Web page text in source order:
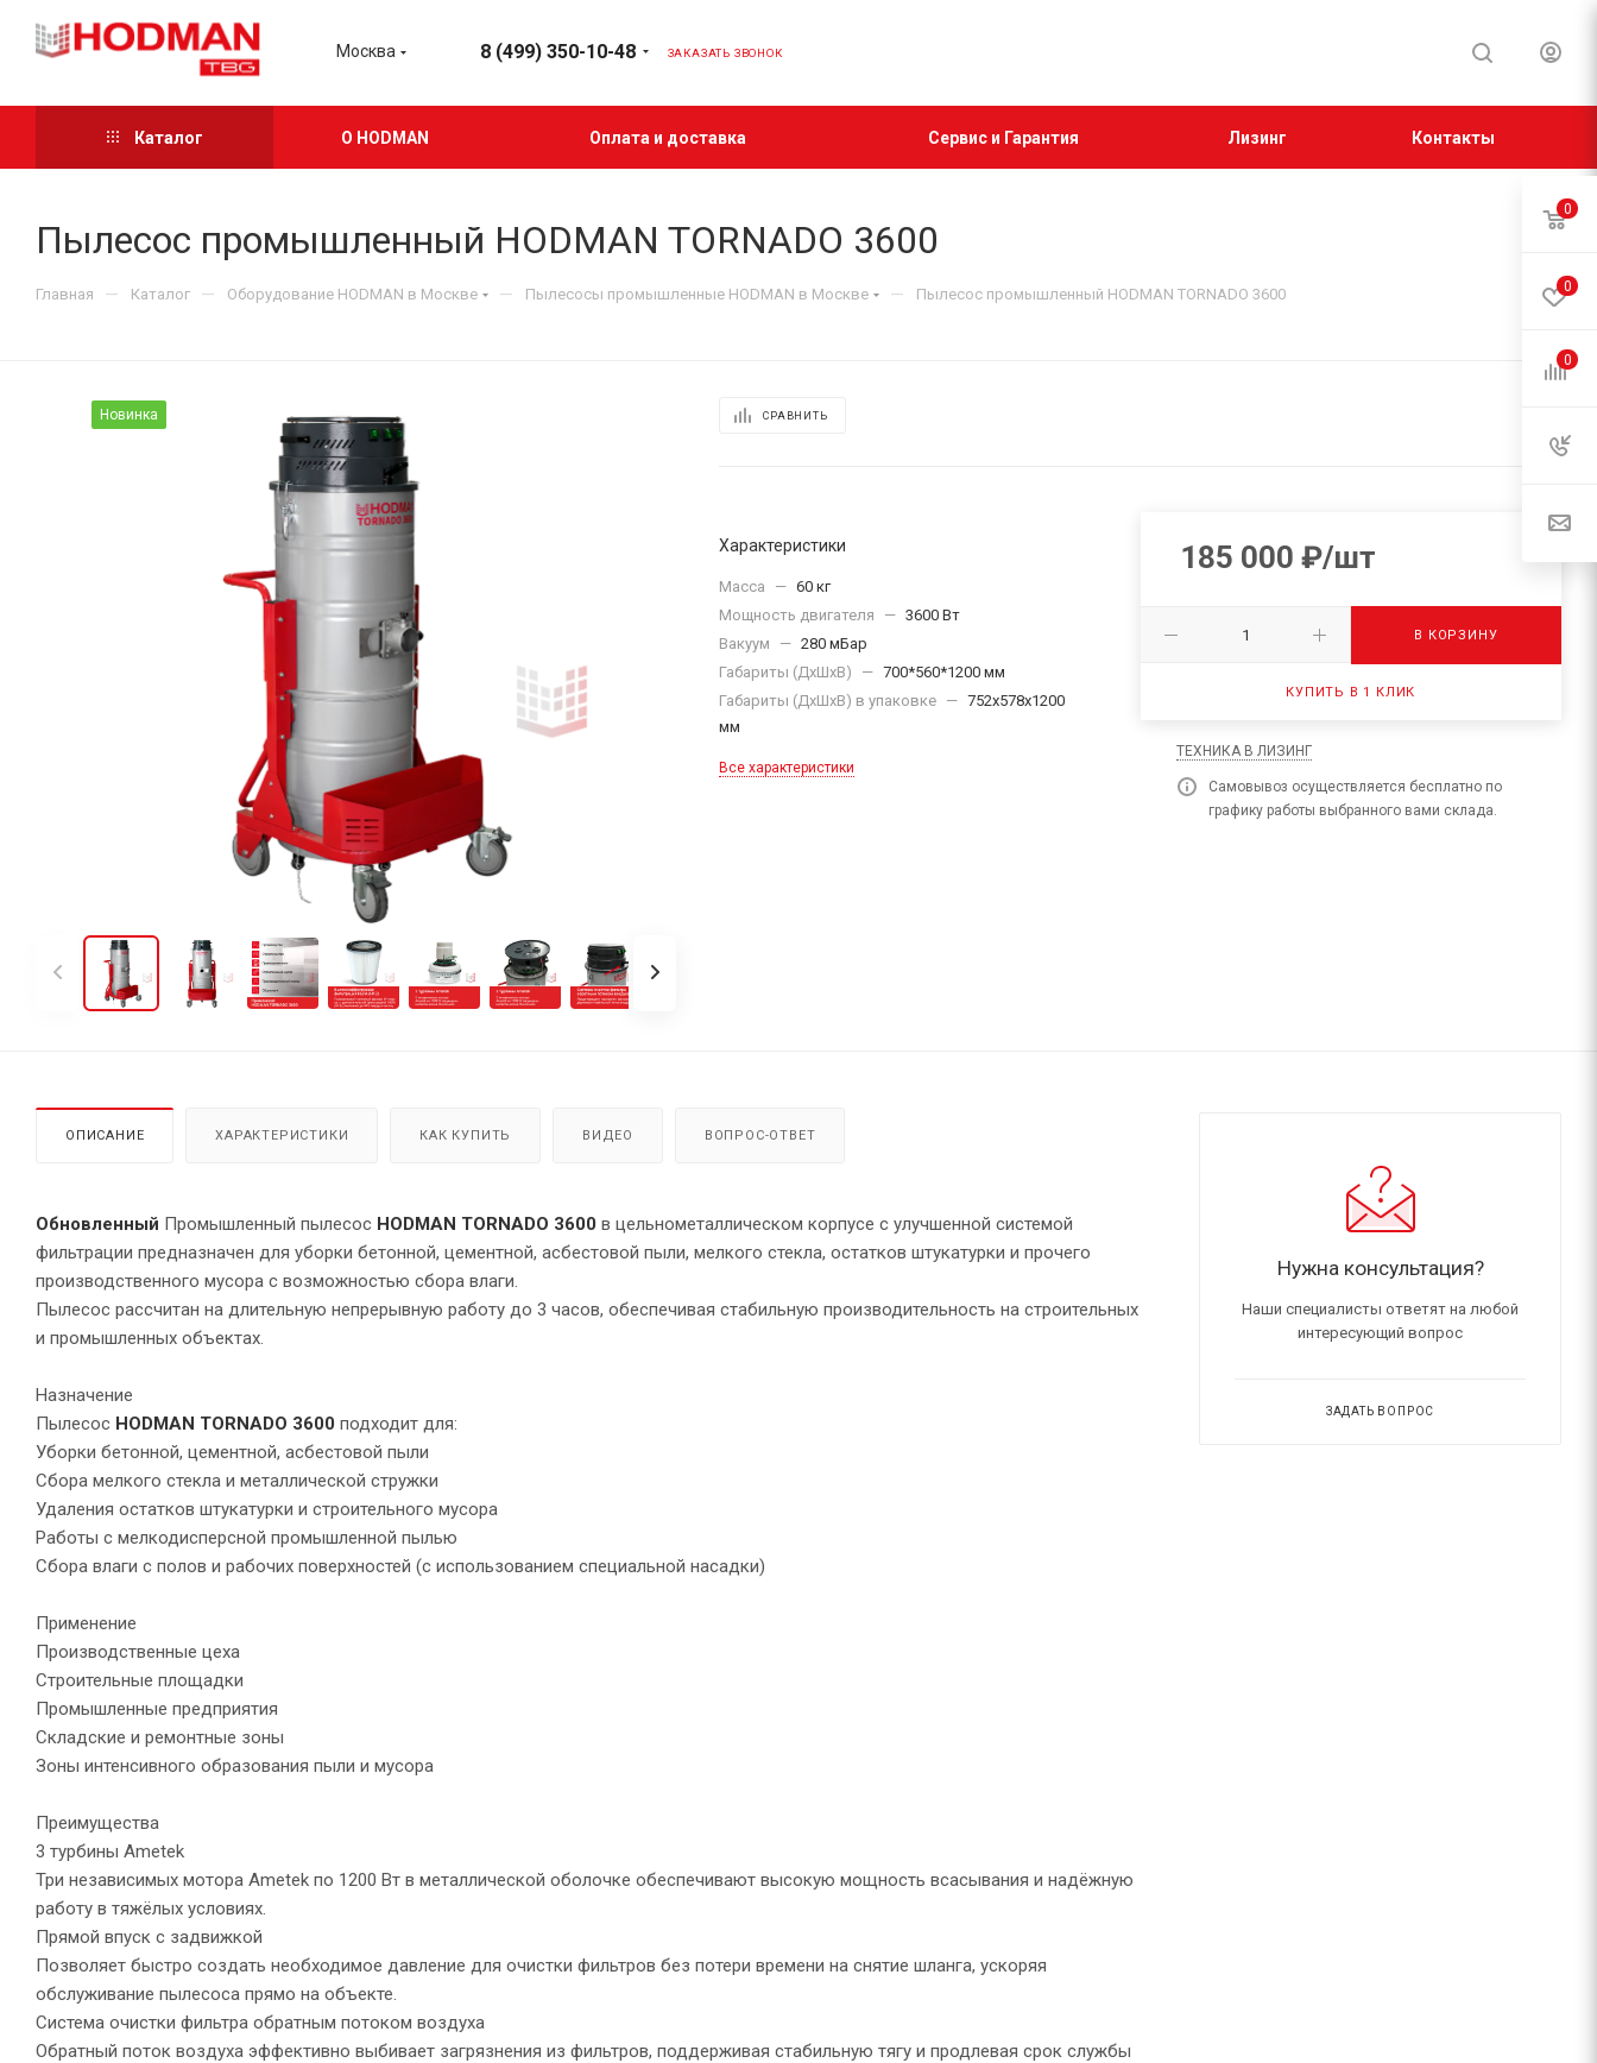
Москва 8 (499) 350-10-48 ЗАКАЗАТЬ ЗВОНОК
Каталог О HODMAN Оплата и доставка Сервис и Гарантия Лизинг Контакты
Пылесос промышленный HODMAN TORNADO 3600
Главная — Каталог — Оборудование HODMAN в Москве — Пылесосы промышленные HODMAN в Москве — Пылесос промышленный HODMAN TORNADO 3600
Новинка СРАВНИТЬ
Характеристики
Масса — 60 кг
Мощность двигателя
— 3600 Вт
Вакуум
— 280 мБар
Габариты (ДхШхВ)
— 700*560*1200 мм
Габариты (ДхШхВ) в упаковке — 752х578х1200
мм
Все характеристики
185 000 ₽/шт
В КОРЗИНУ
КУПИТЬ В 1 КЛИК
ТЕХНИКА В ЛИЗИНГ
Самовывоз осуществляется бесплатно по
графику работы выбранного вами склада.
ОПИСАНИЕ ХАРАКТЕРИСТИКИ КАК КУПИТЬ ВИДЕО ВОПРОС-ОТВЕТ
Обновленный Промышленный пылесос HODMAN TORNADO 3600 в цельнометаллическом корпусе с улучшенной системой
фильтрации предназначен для уборки бетонной, цементной, асбестовой пыли, мелкого стекла, остатков штукатурки и прочего
производственного мусора с возможностью сбора влаги.
Пылесос рассчитан на длительную непрерывную работу до 3 часов, обеспечивая стабильную производительность на строительных
и промышленных объектах.
Назначение
Пылесос HODMAN TORNADO 3600 подходит для:
Уборки бетонной, цементной, асбестовой пыли
Сбора мелкого стекла и металлической стружки
Удаления остатков штукатурки и строительного мусора
Работы с мелкодисперсной промышленной пылью
Сбора влаги с полов и рабочих поверхностей (с использованием специальной насадки)
Применение
Производственные цеха
Строительные площадки
Промышленные предприятия
Складские и ремонтные зоны
Зоны интенсивного образования пыли и мусора
Преимущества
3 турбины Ametek
Три независимых мотора Ametek по 1200 Вт в металлической оболочке обеспечивают высокую мощность всасывания и надёжную
работу в тяжёлых условиях.
Прямой впуск с задвижкой
Позволяет быстро создать необходимое давление для очистки фильтров без потери времени на снятие шланга, ускоряя
обслуживание пылесоса прямо на объекте.
Система очистки фильтра обратным потоком воздуха
Обратный поток воздуха эффективно выбивает загрязнения из фильтров, поддерживая стабильную тягу и продлевая срок службы
Нужна консультация?
Наши специалисты ответят на любой
интересующий вопрос
ЗАДАТЬ ВОПРОС
0
0
0